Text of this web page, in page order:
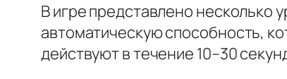
В игре представлено несколько
автоматическую способность,
действуют в течение 10–30